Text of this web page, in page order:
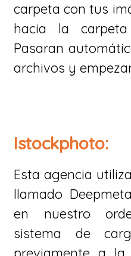
carpeta con tus
hacia la
Pasaran
archivos y
Istockphoto:
Esta agencia
llamado
en nuestro
sistema de